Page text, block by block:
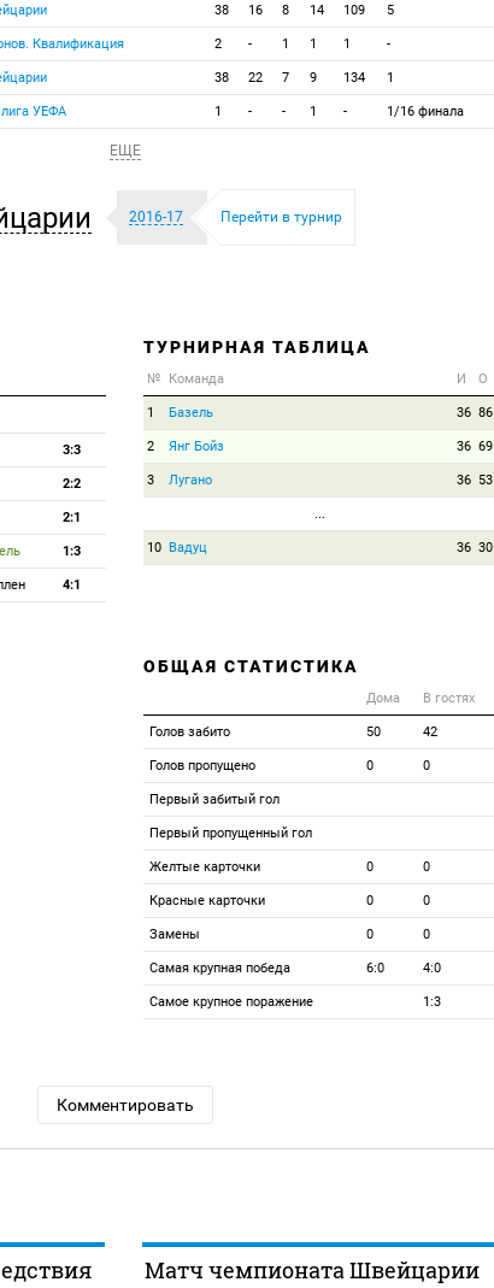
38 16 8 14 109 5
Квалификация 2 - 1 1 1 -
38 22 7 9 134 1
УЕФА 1 - - 1 - 1/16 финала
ЕЩЕ
2016-17 Перейти в турнир
3:3
2:2
2:1
1:3
4:1
ТУРНИРНАЯ ТАБЛИЦА
№ Команда И О
1 Базель 36 86
2 Янг Бойз 36 69
3 Лугано 36 53
...
10 Вадуц 36 30
ОБЩАЯ СТАТИСТИКА
Дома В гостях
Голов забито 50 42
Голов пропущено 0 0
Первый забитый гол
Первый пропущенный гол
Желтые карточки 0 0
Красные карточки 0 0
Замены 0 0
Самая крупная победа 6:0 4:0
Самое крупное поражение 1:3
Комментировать
Матч чемпионата Швейцарии